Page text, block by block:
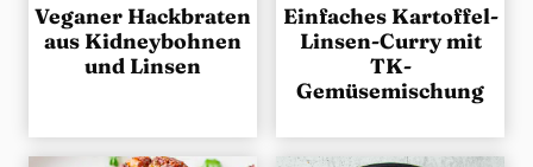
Veganer Hackbraten
aus Kidneybohnen
und Linsen
Einfaches Kartoffel-
Linsen-Curry mit
TK-
Gemüsemischung